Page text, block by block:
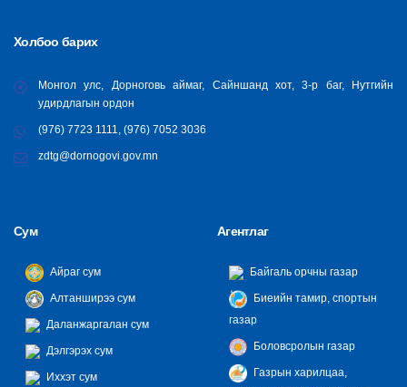
Холбоо барих
Монгол улс, Дорноговь аймаг, Сайншанд хот, 3-р баг, Нутгийн
удирдлагын ордон
(976) 7723 1111, (976) 7052 3036
zdtg@dornogovi.gov.mn
Сум
Айраг сум
Алтанширээ сум
Даланжаргалан сум
Дэлгэрэх сум
Иххэт сум
Агентлаг
Байгаль орчны газар
Биеийн тамир, спортын
газар
Боловсролын газар
Газрын харилцаа,